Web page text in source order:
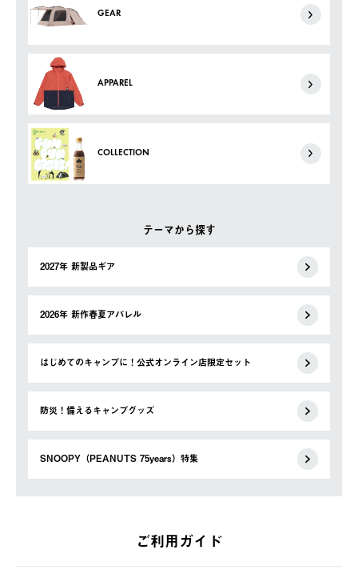
GEAR
APPAREL
COLLECTION
テーマから探す
2027年 新製品ギア
2026年 新作春夏アパレル
はじめてのキャンプに！公式オンライン店限定セット
防災！備えるキャンプグッズ
SNOOPY（PEANUTS 75years）特集
ご利用ガイド